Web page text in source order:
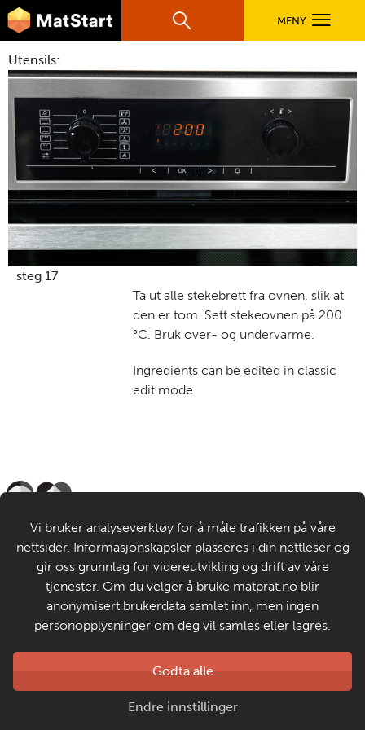
Hopp til hovedinnhold
hovednavigasjonsmobilversjon
MatStart
Søk MENY
OPPSKRIFTER
FILM
FØR DU STARTER
LÆR MER
TIL DE VOKSNE
Utensils:
steg 17
Ta ut alle stekebrett fra ovnen, slik at
den er tom. Sett stekeovnen på 200
°C. Bruk over- og undervarme.
Ingredients can be edited in classic
edit mode.
Om MatStart
Kontakt oss
Personvern og informasjonskapsler
Laget av
Matprat
Vi bruker analyseverktøy for å måle trafikken på våre
nettsider. Informasjonskapsler plasseres i din nettleser og
gir oss grunnlag for videreutvikling og drift av våre
tjenester. Om du velger å bruke matprat.no blir
anonymisert brukerdata samlet inn, men ingen
personopplysninger om deg vil samles eller lagres.
Godta alle
Endre innstillinger